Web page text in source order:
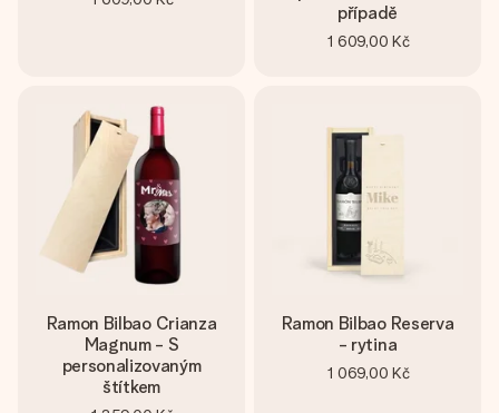
případě
1 609,00 Kč
Ramon Bilbao Crianza
Magnum - S
personalizovaným
štítkem
Ramon Bilbao Reserva
- rytina
1 069,00 Kč